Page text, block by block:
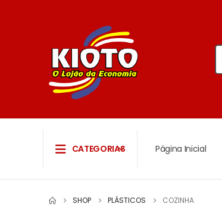
CATEGORIAS Página Inicial
SHOP PLÁSTICOS COZINHA